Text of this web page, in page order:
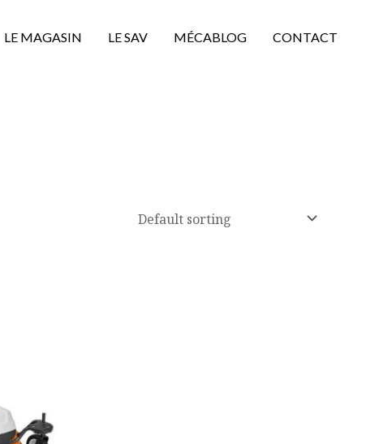
LE MAGASIN LE SAV MÉCABLOG CONTACT